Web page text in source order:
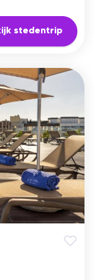
stedentrip